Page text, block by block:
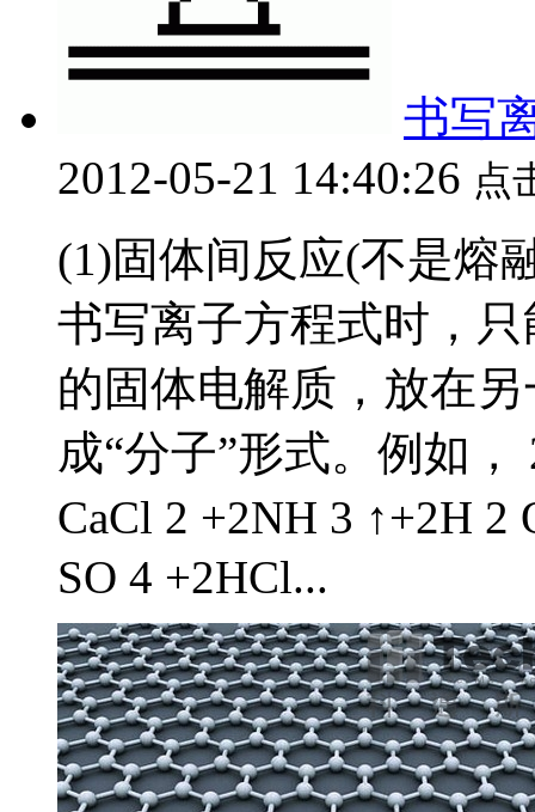
书写
2012-05-21 14:40:26 点
(1)固体间反应(不是熔
书写离子方程式时，
的固体电解质，放在
成“分子”形式。例如
CaCl 2 +2NH 3 ↑+2H 2
SO 4 +2HCl...